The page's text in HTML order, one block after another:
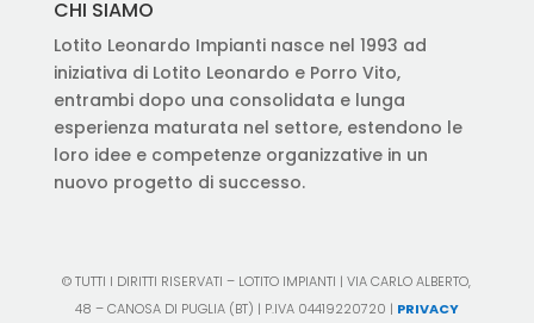
CHI SIAMO
Lotito Leonardo Impianti nasce nel 1993 ad
iniziativa di Lotito Leonardo e Porro Vito,
entrambi dopo una consolidata e lunga
esperienza maturata nel settore, estendono le
loro idee e competenze organizzative in un
nuovo progetto di successo.
© TUTTI I DIRITTI RISERVATI – LOTITO IMPIANTI | VIA CARLO ALBERTO,
48 – CANOSA DI PUGLIA (BT) | P.IVA 04419220720 | PRIVACY